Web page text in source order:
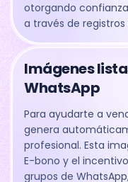
otorgando
a través de
Imágenes
WhatsApp
Para ayudarte a
genera
profesional. Esta
E-bono y el
grupos de